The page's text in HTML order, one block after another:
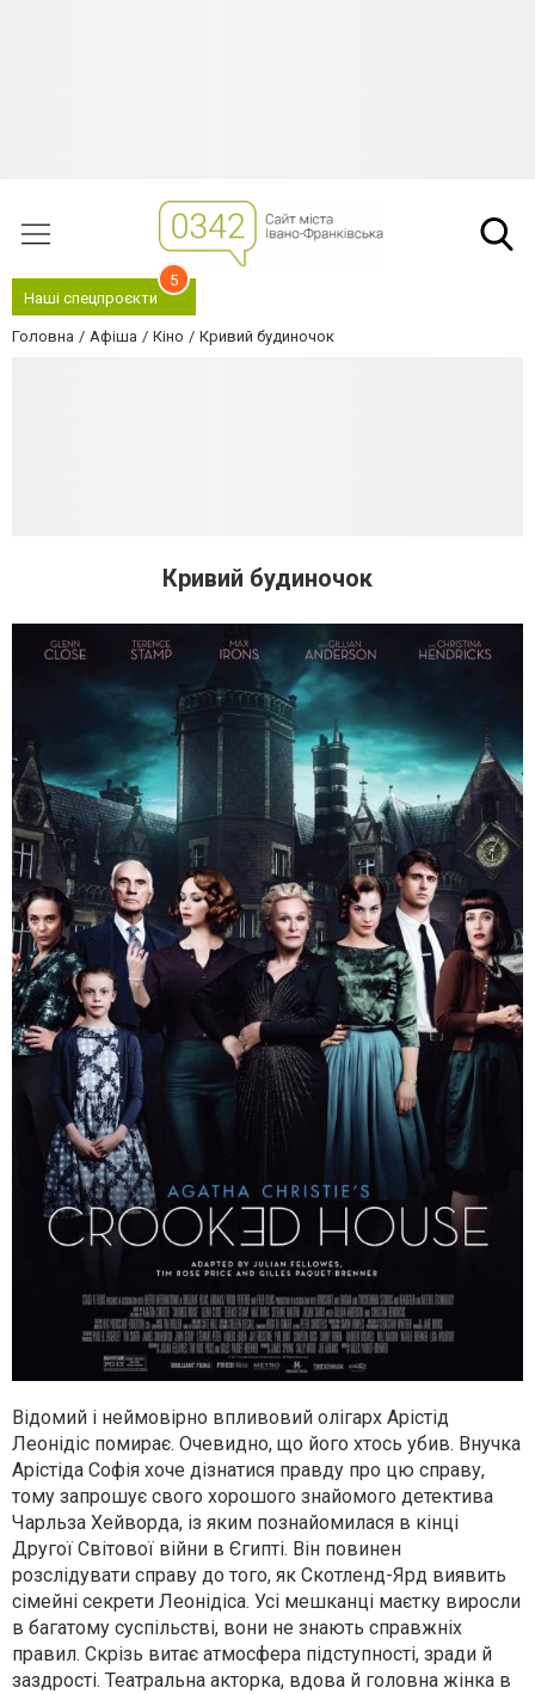
Наші спецпроєкти
5
Головна Афіша Кіно Кривий будиночок
Кривий будиночок
Відомий і неймовірно впливовий олігарх Арістід
Леонідіс помирає. Очевидно, що його хтось убив. Внучка
Арістіда Софія хоче дізнатися правду про цю справу,
тому запрошує свого хорошого знайомого детектива
Чарльза Хейворда, із яким познайомилася в кінці
Другої Світової війни в Єгипті. Він повинен
розслідувати справу до того, як Скотленд-Ярд виявить
сімейні секрети Леонідіса. Усі мешканці маєтку виросли
в багатому суспільстві, вони не знають справжніх
правил. Скрізь витає атмосфера підступності, зради й
заздрості. Театральна акторка, вдова й головна жінка в